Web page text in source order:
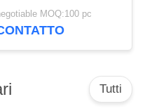
degli accessori 12pt
scarificatore del
MOQ:100 pc
Tutti